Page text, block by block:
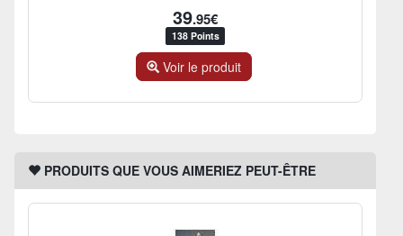
39.95€
138 Points
Voir le produit
PRODUITS QUE VOUS AIMERIEZ PEUT-ÊTRE